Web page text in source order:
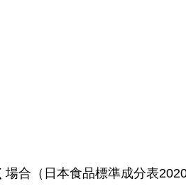
合（日本食品標準成分表